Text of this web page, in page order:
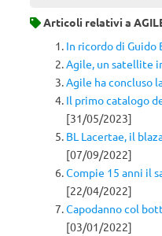
Articoli relativi a
In ricordo di
Agile, un satellite
Agile ha concluso
Il primo catalogo
[31/05/2023]
BL Lacertae, il
[07/09/2022]
Compie 15 anni il
[22/04/2022]
Capodanno col
[03/01/2022]